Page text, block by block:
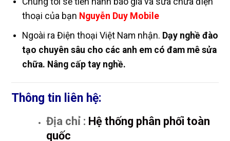
thoại của bạn Nguyễn Duy Mobile
Ngoài ra Điện thoại Việt Nam nhận. Dạy nghề đào
tạo chuyên sâu cho các anh em có đam mê sửa
chữa. Nâng cấp tay nghề.
Thông tin liên hệ:
Địa chỉ : Hệ thống phân phối toàn
quốc